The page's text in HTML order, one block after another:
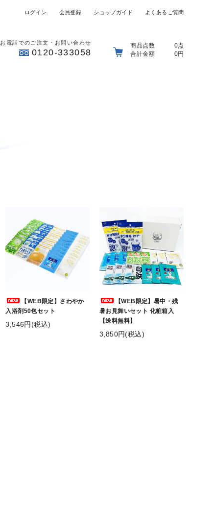
ログイン 会員登録 ショップガイド よくあるご質問
お電話でのご注文・お問い合わせ
0120-333058
商品点数
0点
合計金額
0円
【WEB限定】さわやか
入浴剤50包セット
3,546円(税込)
【WEB限定】暑中・残
暑お見舞いセット 化粧箱入
【送料無料】
3,850円(税込)